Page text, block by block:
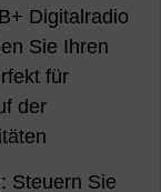
Digitalradio
Sie Ihren
für
der
Steuern Sie